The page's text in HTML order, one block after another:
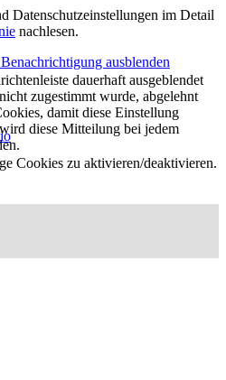
Datenschutzeinstellungen im Detail
nachlesen.
ausblenden
dauerhaft ausgeblendet
zugestimmt wurde, abgelehnt
damit diese Einstellung
diese Mitteilung bei jedem
Cookies zu aktivieren/deaktivieren.